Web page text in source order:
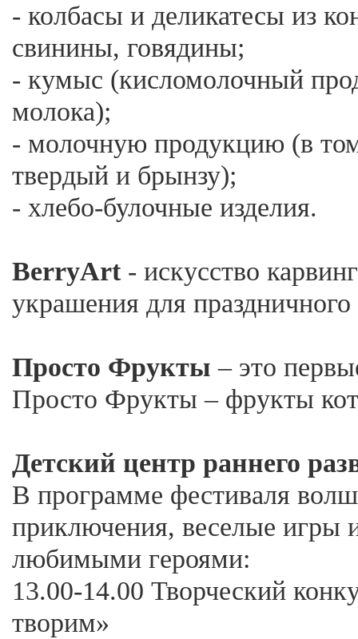
- колбасы и деликатесы из
свинины, говядины;
- кумыс (кисломолочный
молока);
- молочную продукцию (в
твердый и брынзу);
- хлебо-булочные изделия.
BerryArt- искусство
украшения для праздничного
Просто Фрукты – это
Просто Фрукты – фрукты
Детский центр раннего
В программе фестиваля
приключения, веселые игры
любимыми героями:
13.00-14.00 Творческий
творим»